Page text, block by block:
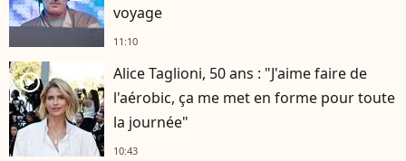
voyage
11:10
player2
Alice Taglioni, 50 ans : "J'aime faire de
l'aérobic, ça me met en forme pour toute
la journée"
10:43